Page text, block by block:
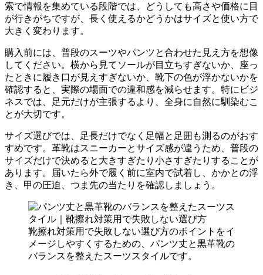
索で情報を集めている段階では、どうしても高さや価格に目
が行きがちですが、長く使えるかどうかはサイズと使い方で
大きく変わります。
購入前には、普段のスーツやパンツと合わせた見え方を想像
してください。横から見てソールが目立ちすぎないか、座っ
たときに履き口が見えすぎないか、靴下の色が浮かないかを
確認すると、実際の場面での違和感を減らせます。特にビジ
ネスでは、足元だけが主張するより、全身に自然に馴染むこ
とが大切です。
サイズ選びでは、足長だけでなく足幅と足囲も測るのがおす
すめです。革靴はスニーカーとサイズ感が違うため、普段の
サイズだけで決めると大きすぎたり小さすぎたりすることが
あります。届いたら外で履く前に室内で試着し、かかとの浮
き、甲の圧迫、つま先の当たりを確認しましょう。
靴擦れ対策用で失敗しない選び方のポイントをイ
メージしやすくするための、パンツ丈と黒革靴の
バランスを整えたスーツスタイルです。